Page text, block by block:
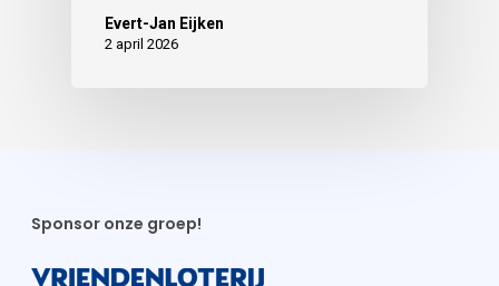
Evert-Jan Eijken
2 april 2026
Sponsor onze groep!